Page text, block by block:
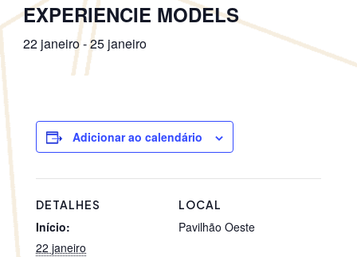
EXPERIENCIE MODELS
22 janeiro-25 janeiro
Adicionar ao calendário
DETALHES
Início:
22 janeiro
LOCAL
Pavilhão Oeste